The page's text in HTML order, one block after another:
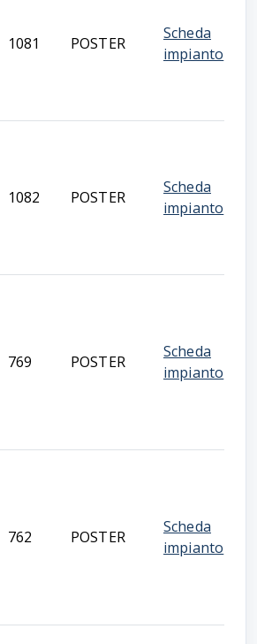
1081 POSTER
Scheda
impianto
1082 POSTER
Scheda
impianto
769 POSTER
Scheda
impianto
762 POSTER
Scheda
impianto